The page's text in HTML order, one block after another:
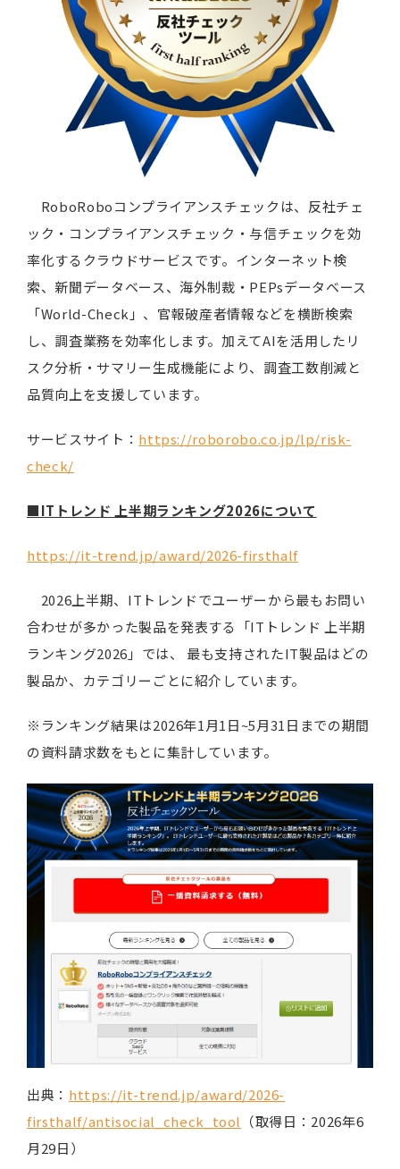
RoboRoboコンプライアンスチェックは、反社チェ
ック・コンプライアンスチェック・与信チェックを効
率化するクラウドサービスです。インターネット検
索、新聞データベース、海外制裁・PEPsデータベース
「World-Check」、官報破産者情報などを横断検索
し、調査業務を効率化します。加えてAIを活用したリ
スク分析・サマリー生成機能により、調査工数削減と
品質向上を支援しています。
サービスサイト： https://roborobo.co.jp/lp/risk-
check/
■ITトレンド 上半期ランキング2026について
https://it-trend.jp/award/2026-firsthalf
2026上半期、ITトレンドでユーザーから最もお問い
合わせが多かった製品を発表する「ITトレンド 上半期
ランキング2026」では、 最も支持されたIT製品はどの
製品か、カテゴリーごとに紹介しています。
※ランキング結果は2026年1月1日~5月31日までの期間
の資料請求数をもとに集計しています。
出典： https://it-trend.jp/award/2026-
firsthalf/antisocial_check_tool （取得日：2026年6
月29日）